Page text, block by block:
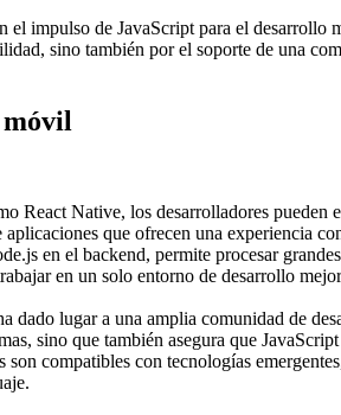
el impulso de JavaScript para el
sino también por el soporte de una
React Native, los desarrolladores
que ofrecen una experiencia
en el backend, permite procesar
en un solo entorno de desarrollo
dado lugar a una amplia comunidad de
sino que también asegura que
son compatibles con tecnologías